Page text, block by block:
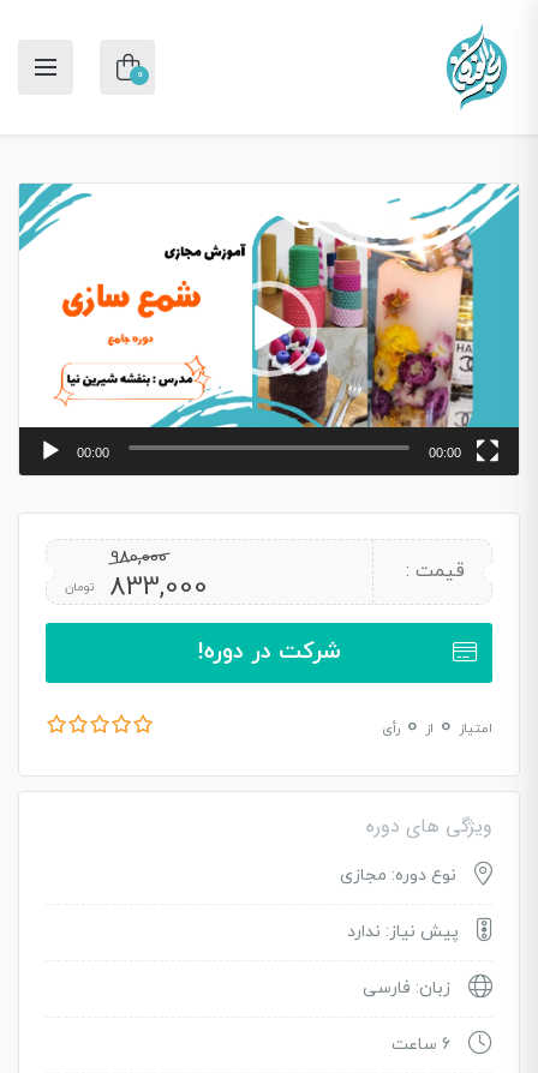
0
نمایشگر
00:00 00:00
قیمت : 980,000
833,000 تومان
شرکت در دوره!
امتیاز 0 از 0 رأی
ویژگی های دوره
نوع دوره: مجازی
پیش نیاز: ندارد
زبان: فارسی
6 ساعت